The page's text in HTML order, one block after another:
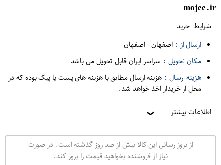
mojee.ir
شرایط خرید
ارسال از : اصفهان-اصفهان
مکان تحویل : سراسر ایران قابل تحویل می باشد
هزینه ارسال : هزینه ارسال مطابق با هزینه های پست یا پیک بوده که در
محل از خریدار اخذ خواهد شد.
اطلاعات بیشتر ❯
از بروز رسانی این کالا بیش از صد روز گذشته است. در صورت
نیاز از فروشنده بخواهید قیمت را بروز کند.